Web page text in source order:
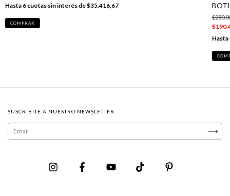
6cuotas sin interés de$35.416,67
COMPRAR
SUSCRIBITE A NUESTRO NEWSLETTER